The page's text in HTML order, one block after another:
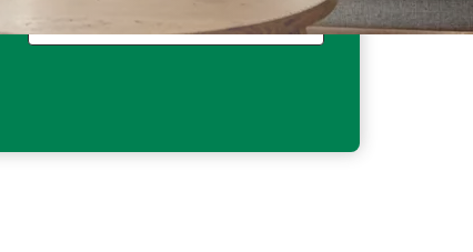
Scopri di più